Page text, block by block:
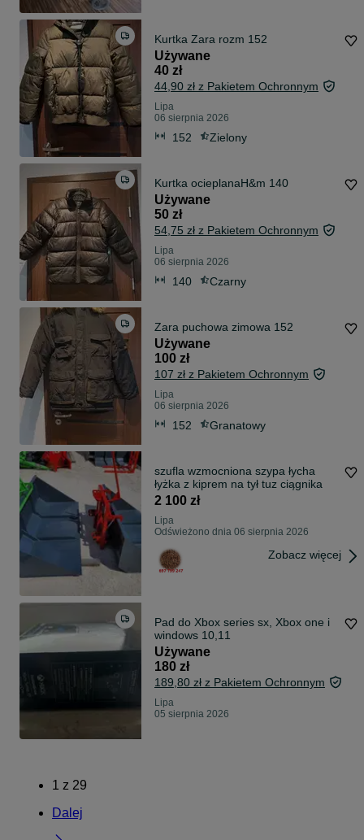
Kurtka Zara rozm 152
Używane
40 zł
44,90 zł z Pakietem Ochronnym
Lipa
06 sierpnia 2026
152 Zielony
Kurtka ocieplanaH&m 140
Używane
50 zł
54,75 zł z Pakietem Ochronnym
Lipa
06 sierpnia 2026
140 Czarny
Zara puchowa zimowa 152
Używane
100 zł
107 zł z Pakietem Ochronnym
Lipa
06 sierpnia 2026
152 Granatowy
szufla wzmocniona szypa łycha
łyżka z kiprem na tył tuz ciągnika
2 100 zł
Lipa
Odświeżono dnia 06 sierpnia 2026
Zobacz więcej
Pad do Xbox series sx, Xbox one i
windows 10,11
Używane
180 zł
189,80 zł z Pakietem Ochronnym
Lipa
05 sierpnia 2026
1 z 29
Dalej